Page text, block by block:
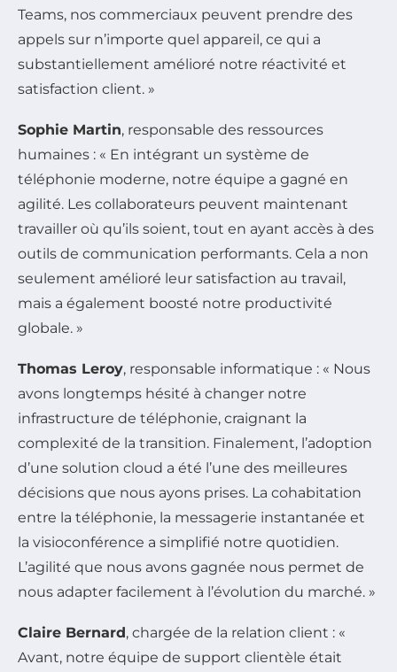
Teams, nos commerciaux peuvent prendre des
appels sur n’importe quel appareil, ce qui a
substantiellement amélioré notre réactivité et
satisfaction client. »
Sophie Martin, responsable des ressources
humaines : « En intégrant un système de
téléphonie moderne, notre équipe a gagné en
agilité. Les collaborateurs peuvent maintenant
travailler où qu’ils soient, tout en ayant accès à des
outils de communication performants. Cela a non
seulement amélioré leur satisfaction au travail,
mais a également boosté notre productivité
globale. »
Thomas Leroy, responsable informatique : « Nous
avons longtemps hésité à changer notre
infrastructure de téléphonie, craignant la
complexité de la transition. Finalement, l’adoption
d’une solution cloud a été l’une des meilleures
décisions que nous ayons prises. La cohabitation
entre la téléphonie, la messagerie instantanée et
la visioconférence a simplifié notre quotidien.
L’agilité que nous avons gagnée nous permet de
nous adapter facilement à l’évolution du marché. »
Claire Bernard, chargée de la relation client : «
Avant, notre équipe de support clientèle était